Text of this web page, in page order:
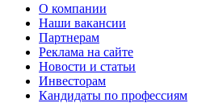
О компании
Наши вакансии
Партнерам
Реклама на сайте
Новости и статьи
Инвесторам
Кандидаты по профессиям